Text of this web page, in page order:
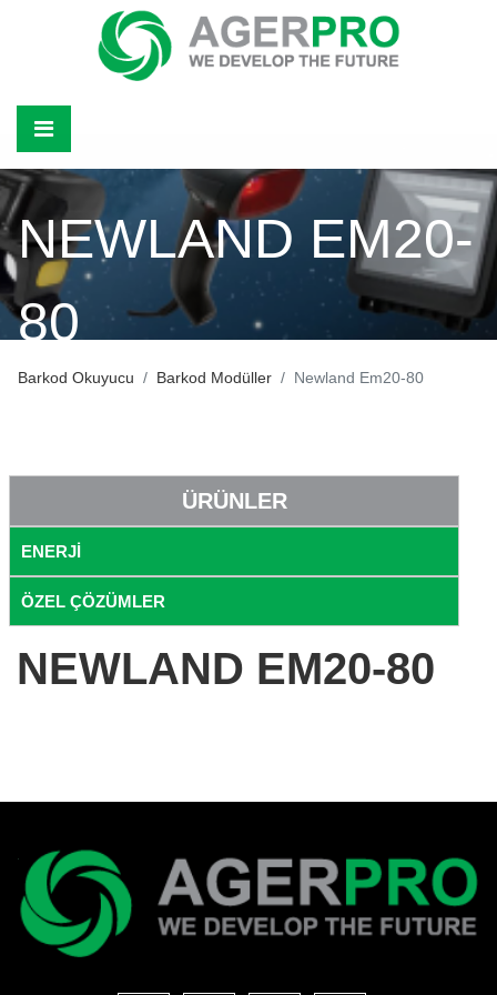
NEWLAND EM20-
80
Barkod Okuyucu Barkod Modüller Newland Em20-80
ÜRÜNLER
ENERJİ
ÖZEL ÇÖZÜMLER
NEWLAND EM20-80